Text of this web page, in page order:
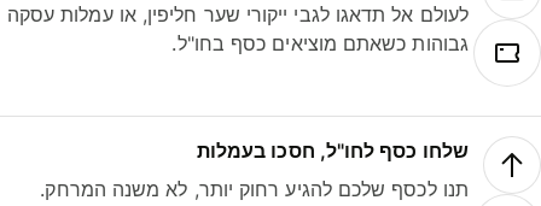
לעולם אל תדאגו לגבי ייקורי שער חליפין, או עמלות עסקה
גבוהות כשאתם מוציאים כסף בחו"ל.
שלחו כסף לחו"ל, חסכו בעמלות
תנו לכסף שלכם להגיע רחוק יותר, לא משנה המרחק.